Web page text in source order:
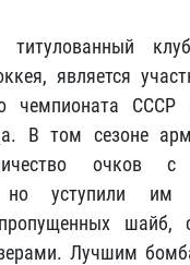
является
чемпионата
В том сезоне
очков с
но уступили им
шайб,
Лучшим